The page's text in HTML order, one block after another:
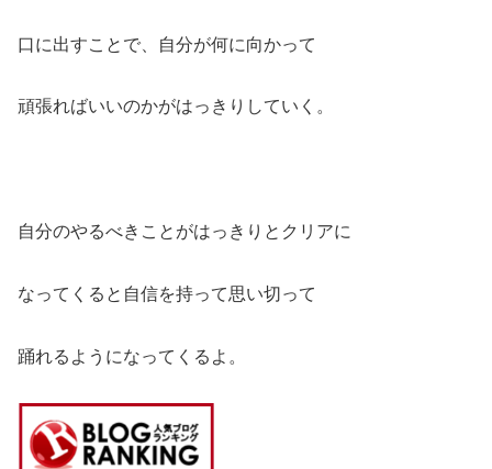
口に出すことで、自分が何に向かって
頑張ればいいのかがはっきりしていく。
自分のやるべきことがはっきりとクリアに
なってくると自信を持って思い切って
踊れるようになってくるよ。